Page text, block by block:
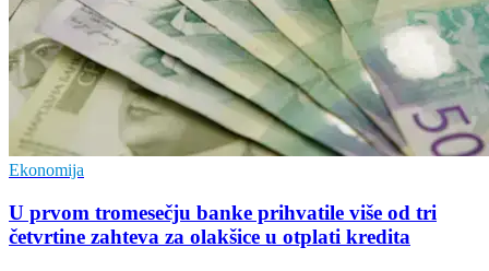
Ekonomija
U prvom tromesečju banke prihvatile više od tri
četvrtine zahteva za olakšice u otplati kredita